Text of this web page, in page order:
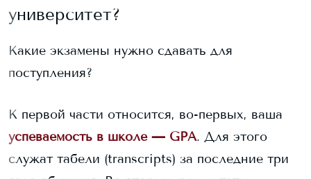
университет?
Какие экзамены нужно сдавать для
поступления?
К первой части относится, во-первых, ваша
успеваемость в школе — GPA. Для этого
служат табели (transcripts) за последние три